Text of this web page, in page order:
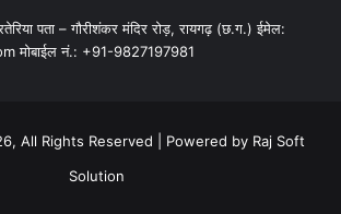
पता – गौरीशंकर मंदिर रोड़, रायगढ़ (छ.ग.) ईमेल:
मोबाईल नं.: +91-9827197981
All Rights Reserved | Powered by Raj Soft
Solution